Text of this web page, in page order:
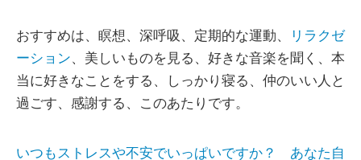
おすすめは、瞑想、深呼吸、定期的な運動、
リラクゼ
ーション、美しいものを見る、好きな音楽を聞く、本
当に好きなことをする、しっかり寝る、仲のいい人と
過ごす、感謝する、このあたりです。
いつもストレスや不安でいっぱいですか？ あなた自